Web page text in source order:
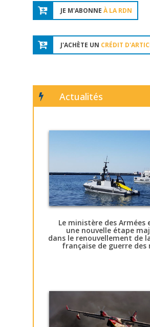
JE M'ABONNE À LA RDN
J'ACHÈTE UN CRÉDIT
Actualités
Le ministère des Armées
une nouvelle étape
dans le renouvellement de
française de guerre des